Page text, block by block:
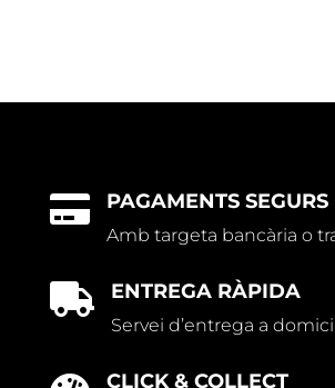
 PAGAMENTS SEGURS
Amb targeta bancària o
 ENTREGA RÀPIDA
Servei d’entrega a
CLICK & COLLECT